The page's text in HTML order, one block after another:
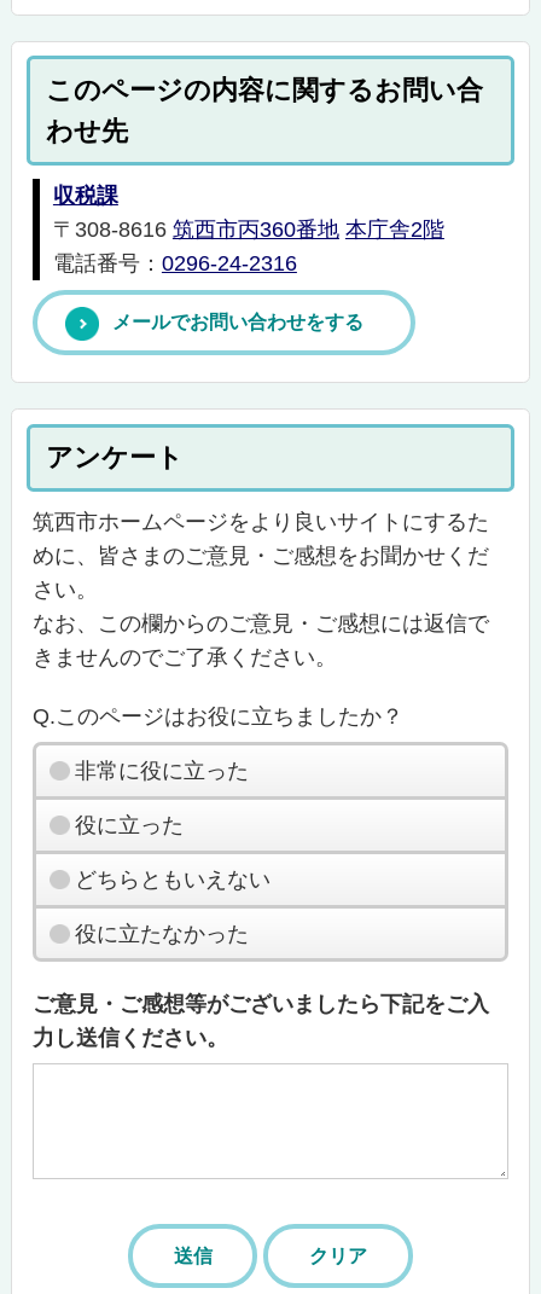
このページの内容に関するお問い合
わせ先
収税課
〒308-8616 筑西市丙360番地 本庁舎2階
電話番号： 0296-24-2316
メールでお問い合わせをする
アンケート
筑西市ホームページをより良いサイトにするた
めに、皆さまのご意見・ご感想をお聞かせくだ
さい。
なお、この欄からのご意見・ご感想には返信で
きませんのでご了承ください。
Q.このページはお役に立ちましたか？
非常に役に立った
役に立った
どちらともいえない
役に立たなかった
ご意見・ご感想等がございましたら下記をご入
力し送信ください。